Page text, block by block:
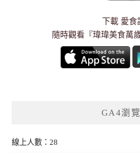
下載 愛食
隨時觀看『瑋瑋美食萬
GA4瀏
線上人數：28